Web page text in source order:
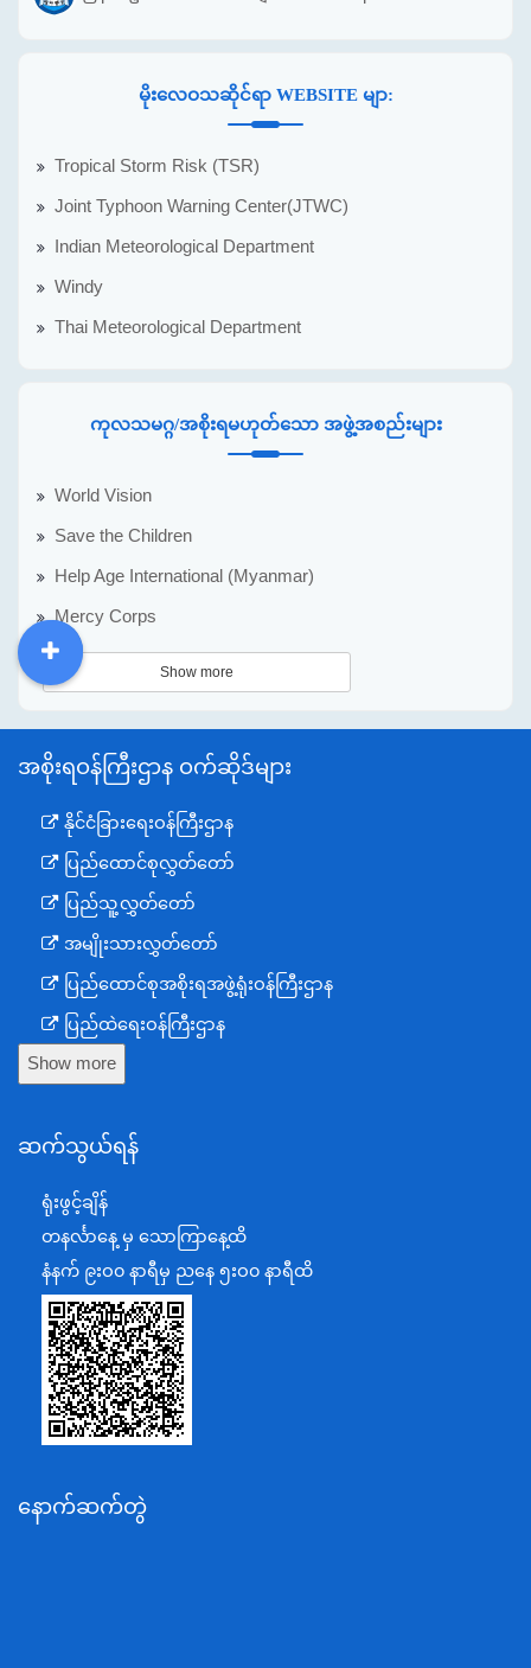
မိုးလေဝသဆိုင်ရာ WEBSITE မျာ:
Tropical Storm Risk (TSR)
Joint Typhoon Warning Center(JTWC)
Indian Meteorological Department
Windy
Thai Meteorological Department
ကုလသမဂ္ဂ/အစိုးရမဟုတ်သော အဖွဲ့အစည်းများ
World Vision
Save the Children
Help Age International (Myanmar)
Mercy Corps
Show more
အစိုးရဝန်ကြီးဌာန ဝက်ဆိုဒ်များ
နိုင်ငံခြားရေးဝန်ကြီးဌာန
ပြည်ထောင်စုလွှတ်တော်
ပြည်သူ့လွှတ်တော်
အမျိုးသားလွှတ်တော်
ပြည်ထောင်စုအစိုးရအဖွဲ့ရုံးဝန်ကြီးဌာန
ပြည်ထဲရေးဝန်ကြီးဌာန
ကာကွယ်ရေးဝန်ကြီးဌာန
စီမံကိန်း၊ဘဏ္ဍာရေးနှင့်စက်မှုဝန်ကြီးဌာန
အပြည်ပြည်ဆိုင်ရာပူးပေါင်းဆောင်ရွက်ရေးဝန်ကြီးဌာန
ပြန်ကြားရေးဝန်ကြီးဌာန
သာသနာရေးနှင့် ယဉ်ကျေးမှုဝန်ကြီးဌာန
စိုက်ပျိုးရေး၊မွေးမြူရေးနှင့်ဆည်မြောင်းဝန်ကြီးဌာန
ပို့ဆောင်ရေးနှင့်ဆက်သွယ်ရေးဝန်ကြီးဌာန
သယံဇာတနှင့်ပတ်ဝန်းကျင်ထိန်းသိမ်းရေးဝန်ကြီးဌာန
အလုပ်သမား၊လူဝင်မှုကြီးကြပ်ရေးနှင့်ပြည်သူ့အင်အား
Show more
ဆက်သွယ်ရန်
ရုံးဖွင့်ချိန်
တနင်္လာနေ့ မှ သောကြာနေ့ထိ
နံနက် ၉းဝ၀ နာရီမှ ညနေ ၅းဝ၀ နာရီထိ
နောက်ဆက်တွဲ
DDM